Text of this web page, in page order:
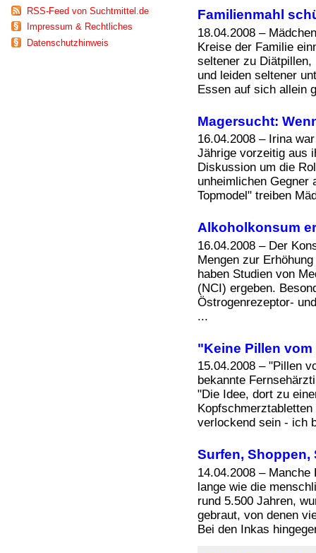
Familienmahl
18.04.2008 –
Kreise der Familie
seltener zu
und leiden seltener
Essen auf sich allein
Magersucht:
16.04.2008 – Irina
Jährige vorzeitig aus
Diskussion um die
unheimlichen Gegner
Topmodel" treiben
Alkoholkonsum
16.04.2008 – Der
Mengen zur
haben Studien von
(NCI) ergeben.
Östrogenrezeptor-
...
"Keine Pillen
15.04.2008 – "Pillen
bekannte
"Die Idee, dort zu
verlockend sein - ich
Surfen, Shoppen,
14.04.2008 –
lange wie die
rund 5.500 Jahren,
gebraut, von denen
Bei den Inkas
Computersucht
Ess-Brechsucht
Essstörungen
Fernsehsucht
RSS-Feed von Suchtmittel.de
Impressum & Rechtliches
Datenschutzhinweis